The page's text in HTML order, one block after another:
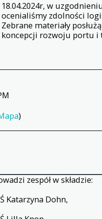
18.04.2024r, w
ocenialiśmy zdolności
Zebrane materiały
koncepcji rozwoju portu i
)
zespół w składzie:
Katarzyna Dohn,